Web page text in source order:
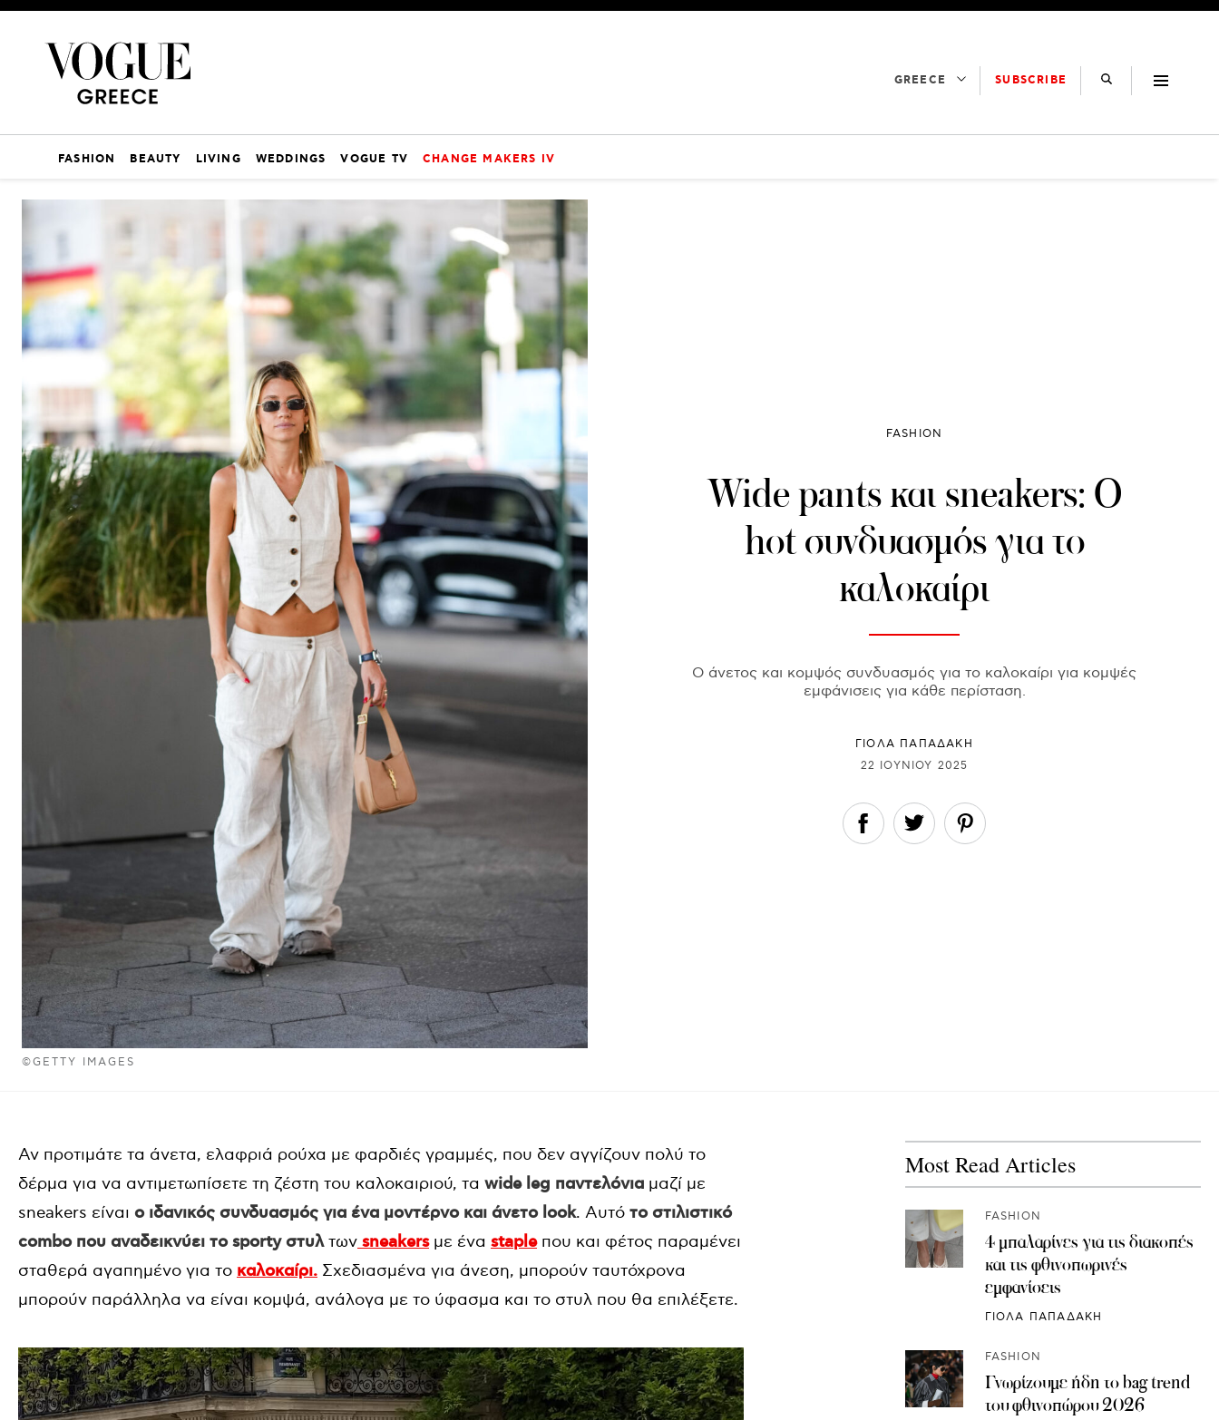
GREECE SUBSCRIBE
FASHION BEAUTY LIVING WEDDINGS VOGUE TV CHANGE MAKERS IV
©GETTY IMAGES
FASHION
Wide pants και sneakers: Ο
hot συνδυασμός για το
καλοκαίρι
Ο άνετος και κομψός συνδυασμός για το καλοκαίρι για κομψές
εμφάνισεις για κάθε περίσταση.
ΓΙΌΛΑ ΠΑΠΑΔΆΚΗ
22 ΙΟΥΝΊΟΥ 2025
Αν προτιμάτε τα άνετα, ελαφριά ρούχα με φαρδιές γραμμές, που δεν αγγίζουν πολύ το
δέρμα για να αντιμετωπίσετε τη ζέστη του καλοκαιριού, τα wide leg παντελόνια μαζί με
sneakers είναι ο ιδανικός συνδυασμός για ένα μοντέρνο και άνετο look. Αυτό το στιλιστικό
combo που αναδεικνύει τo sporty στυλτων sneakersμε ένα stapleπου και φέτος παραμένει
σταθερά αγαπημένο για το καλοκαίρι. Σχεδιασμένα για άνεση, μπορούν ταυτόχρονα
μπορούν παράλληλα να είναι κομψά, ανάλογα με το ύφασμα και το στυλ που θα επιλέξετε.
Most Read Articles
FASHION
4 μπαλαρίνες για τις διακοπές
και τις φθινοπωρινές
εμφανίσεις
ΓΙΟΛΑ ΠΑΠΑΔΑΚΗ
FASHION
Γνωρίζουμε ήδη το bag trend
του φθινοπώρου 2026